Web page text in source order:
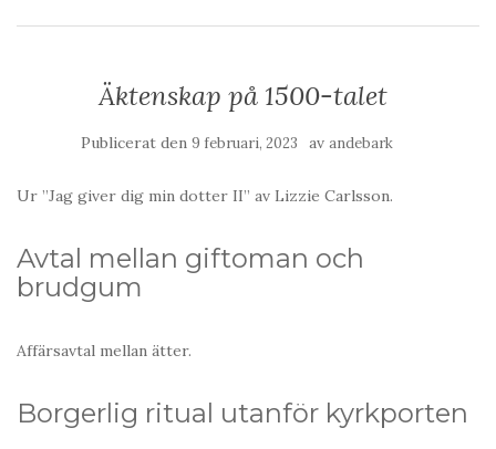
Äktenskap på 1500-talet
Publicerat den 9 februari, 2023 av andebark
Ur ”Jag giver dig min dotter II” av Lizzie Carlsson.
Avtal mellan giftoman och
brudgum
Affärsavtal mellan ätter.
Borgerlig ritual utanför kyrkporten